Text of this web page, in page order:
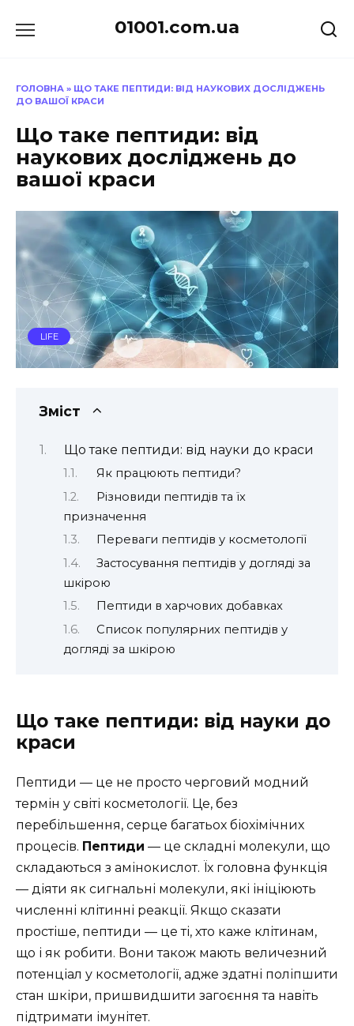
до
01001.com.ua
ГОЛОВНА » ЩО ТАКЕ ПЕПТИДИ: ВІД НАУКОВИХ ДОСЛІДЖЕНЬ
ДО ВАШОЇ КРАСИ
Що таке пептиди: від
наукових досліджень до
вашої краси
LIFE
Зміст
Що таке пептиди: від науки до краси
Як працюють пептиди?
Різновиди пептидів та їх
призначення
Переваги пептидів у косметології
Застосування пептидів у догляді за
шкірою
Пептиди в харчових добавках
Список популярних пептидів у
догляді за шкірою
Що таке пептиди: від науки до
краси
Пептиди — це не просто черговий модний
термін у світі косметології. Це, без
перебільшення, серце багатьох біохімічних
процесів. Пептиди — це складні молекули, що
складаються з амінокислот. Їх головна функція
— діяти як сигнальні молекули, які ініціюють
численні клітинні реакції. Якщо сказати
простіше, пептиди — це ті, хто каже клітинам,
що і як робити. Вони також мають величезний
потенціал у косметології, адже здатні поліпшити
стан шкіри, пришвидшити загоєння та навіть
підтримати імунітет.